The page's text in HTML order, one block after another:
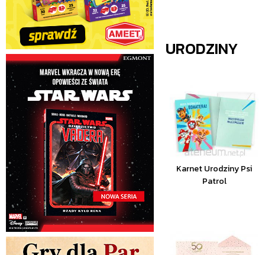
URODZINY
Karnet Urodziny Psi
Patrol